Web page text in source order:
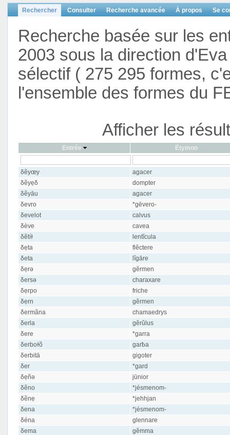
Rechercher Consulter Recherche avancée À propos Se
Recherche basée sur les
2003 sous la direction
sélectif ( 275 295 formes,
l'ensemble des formes du
Afficher les
Entrée Étymon
δẽyœy
agacer
δẽyẹδ
dompter
δẽyāu
agacer
δevro
*gēvero-
δevelot
calvus
δève
cavea
δẽtíɫ
lentĭcula
δẹta
flĕctere
δeta
lĭgāre
δẹrə
gĕrmen
δersə
charaxare
δẹrpo
friche
δẹrn
gĕrmen
δermãna
chamaedrys
δerla
gĕrŭlus
δere
*garra
δerboɫõ
garƀa
δerbitā
gigoter
δer
*gard
δẹñə
jūnior
δẽno
*jésmenom-
δẽnẹ
*jehhjan
δena
*jésmenom-
δéna
glennare
δema
gĕmma